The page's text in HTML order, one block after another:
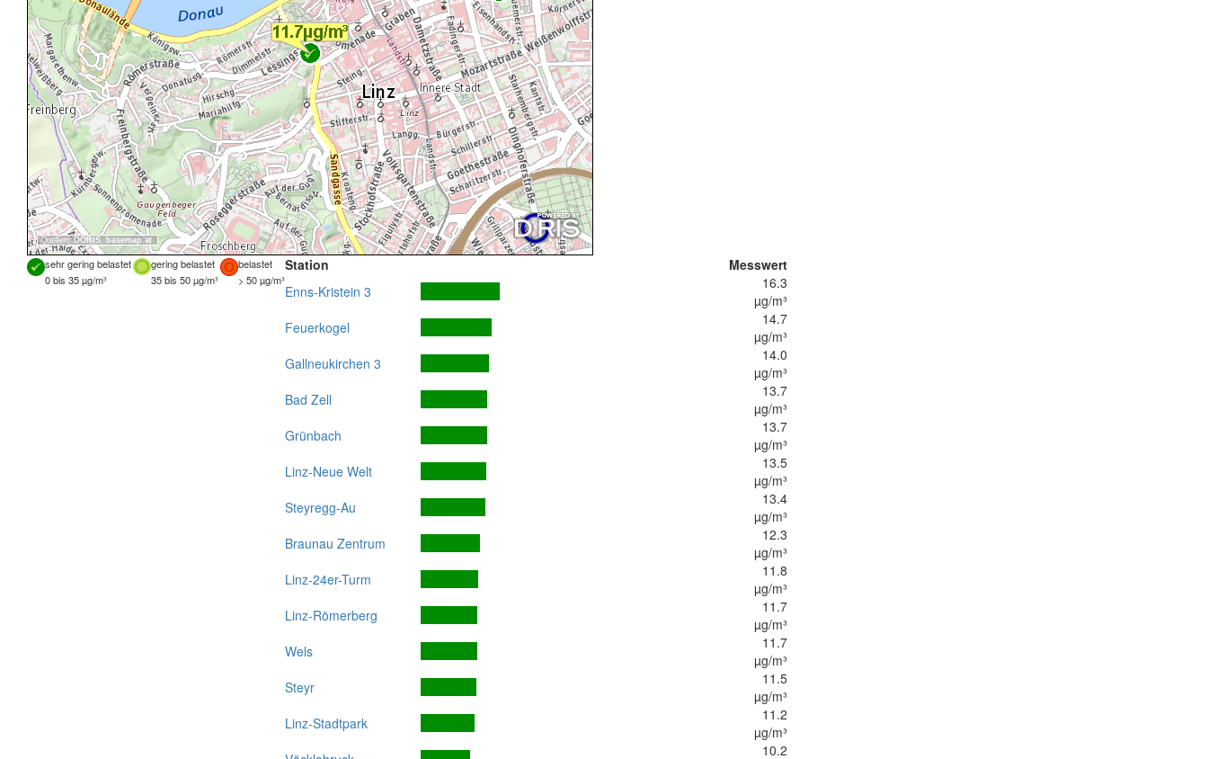
Quellen:DORIS, basemap.at
sehr gering belastet gering belastet
belastet
0 bis 35 µg/m³
35 bis 50 µg/m³ > 50 µg/m³
Station
Messwert
Enns-Kristein 3
16.3
µg/m³
Feuerkogel
14.7
µg/m³
Gallneukirchen 3
14.0
µg/m³
Bad Zell
13.7
µg/m³
Grünbach
13.7
µg/m³
Linz-Neue Welt
13.5
µg/m³
Steyregg-Au
13.4
µg/m³
Braunau Zentrum
12.3
µg/m³
Linz-24er-Turm
11.8
µg/m³
Linz-Römerberg
11.7
µg/m³
Wels
11.7
µg/m³
Steyr
11.5
µg/m³
Linz-Stadtpark
11.2
µg/m³
10.2